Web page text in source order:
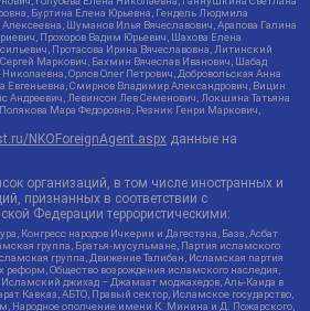
Буртина Елена Юрьевна, Гендель Людмила
Шуманов Илья Вячеславович, Арапова Галина
Прохоров Вадим Юрьевич, Шахова Елена
Протасова Ирина Вячеславовна, Литинский
Маркович, Бахмин Вячеслав Иванович, Шабад
Орлов Олег Петрович, Добровольская Анна
Евгеньевна, Смирнов Владимир Александрович, Вицин
Андреевич, Левинсон Лев Семенович, Локшина Татьяна
Мара Федоровна, Резник Генри Маркович,
NKOForeignAgent.aspx данные на
организаций, в том числе иностранных и
признанных в соответствии с
Федерации террористическими:
Конгресс народов Ичкерии и Дагестана, База, Асбат
группа, Братья-мусульмане, Партия исламского
группа, Движение Талибан, Исламская партия
реформ, Общество возрождения исламского наследия,
джихад – Джамаат моджахедов, Аль-Каида в
Кавказ, АБТО, Правый сектор, Исламское государство,
Народное ополчение имени К. Минина и Д. Пожарского,